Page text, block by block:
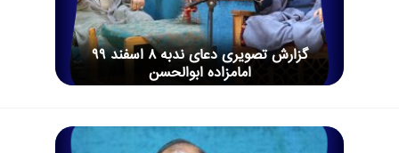
گزارش تصویری دعای ندبه 8 اسفند 99
امامزاده ابوالحسن